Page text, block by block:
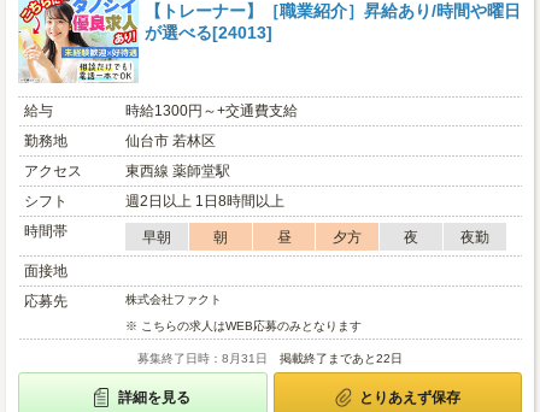
【トレーナー】［職業紹介］昇給あり/時間や曜日
が選べる[24013]
給与
時給1300円～+交通費支給
勤務地
仙台市 若林区
アクセス
東西線 薬師堂駅
シフト
週2日以上 1日8時間以上
時間帯
早朝 朝 昼 夕方 夜
夜勤
面接地
応募先
株式会社ファクト
※ こちらの求人はWEB応募のみとなります
募集終了日時：8月31日 掲載終了まであと22日
詳細を見る とりあえず保存